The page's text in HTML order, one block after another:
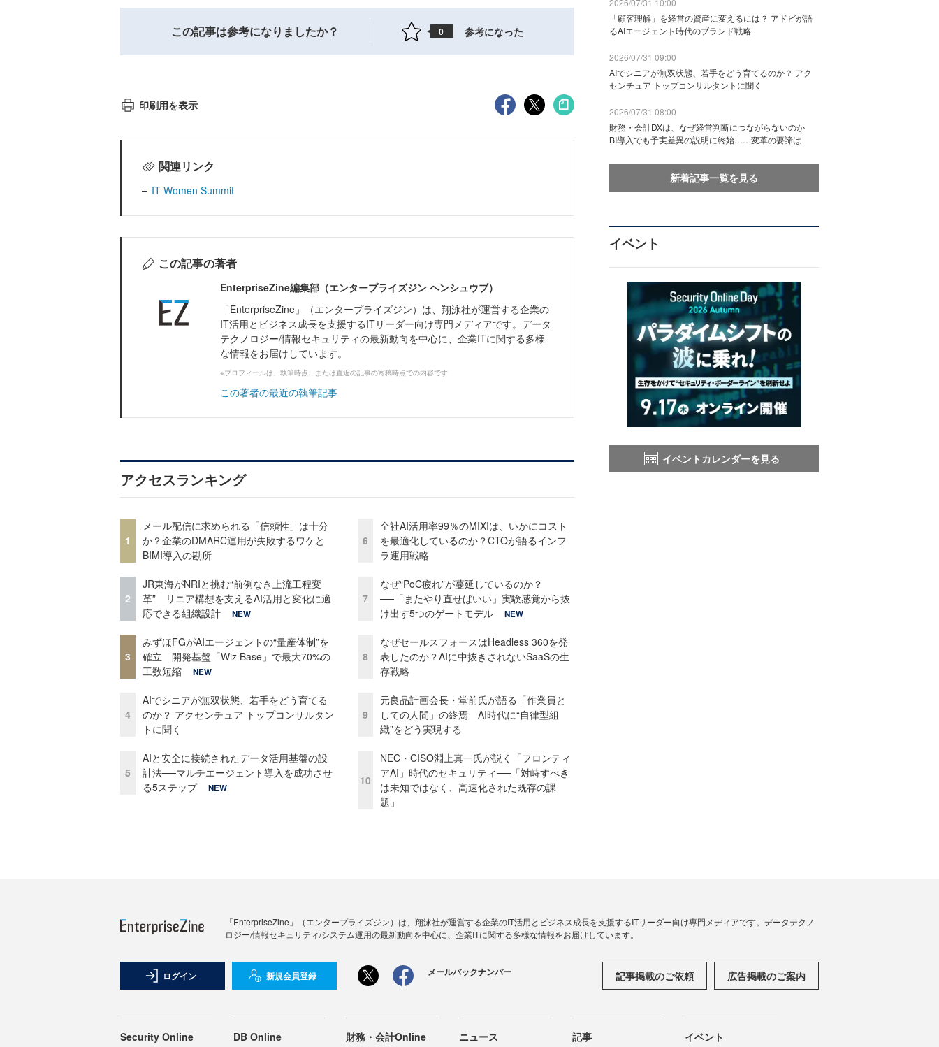
この記事は参考になりましたか？ 0 参考になった
印刷用を表示
関連リンク
IT Women Summit
この記事の著者
EnterpriseZine編集部（エンタープライズジン ヘンシュウブ）
「EnterpriseZine」（エンタープライズジン）は、翔泳社が運営する企業の
IT活用とビジネス成長を支援するITリーダー向け専門メディアです。データ
テクノロジー/情報セキュリティの最新動向を中心に、企業ITに関する多様
な情報をお届けしています。
※プロフィールは、執筆時点、または直近の記事の寄稿時点での内容です
この著者の最近の執筆記事
アクセスランキング
1
メール配信に求められる「信頼性」は十分
か？企業のDMARC運用が失敗するワケと
BIMI導入の勘所
2
JR東海がNRIと挑む“前例なき上流工程変
革” リニア構想を支えるAI活用と変化に適
応できる組織設計
NEW
3
みずほFGがAIエージェントの“量産体制”を
確立 開発基盤「Wiz Base」で最大70%の
工数短縮
NEW
4
AIでシニアが無双状態、若手をどう育てる
のか？ アクセンチュア トップコンサルタン
トに聞く
5
AIと安全に接続されたデータ活用基盤の設
計法──マルチエージェント導入を成功させ
る5ステップ
NEW
6
全社AI活用率99％のMIXIは、いかにコスト
を最適化しているのか？CTOが語るインフ
ラ運用戦略
7
なぜ“PoC疲れ”が蔓延しているのか？
──「またやり直せばいい」実験感覚から抜
け出す5つのゲートモデル
NEW
8
なぜセールスフォースはHeadless 360を発
表したのか？AIに中抜きされないSaaSの生
存戦略
9
元良品計画会長・堂前氏が語る「作業員と
しての人間」の終焉 AI時代に“自律型組
織”をどう実現する
10
NEC・CISO淵上真一氏が説く「フロンティ
アAI」時代のセキュリティ──「対峙すべき
は未知ではなく、高速化された既存の課
題」
2026/07/31 10:00
「顧客理解」を経営の資産に変えるには？ アドビが語
るAIエージェント時代のブランド戦略
2026/07/31 09:00
AIでシニアが無双状態、若手をどう育てるのか？ アク
センチュア トップコンサルタントに聞く
2026/07/31 08:00
財務・会計DXは、なぜ経営判断につながらないのか
BI導入でも予実差異の説明に終始……変革の要諦は
新着記事一覧を見る
イベント
イベントカレンダーを見る
「EnterpriseZine」（エンタープライズジン）は、翔泳社が運営する企業のIT活用とビジネス成長を支援するITリーダー向け専門メディアです。データテクノ
ロジー/情報セキュリティ/システム運用の最新動向を中心に、企業ITに関する多様な情報をお届けしています。
ログイン 新規会員登録 メールバックナンバー 記事掲載のご依頼 広告掲載のご案内
Security Online DB Online 財務・会計Online ニュース 記事 イベント